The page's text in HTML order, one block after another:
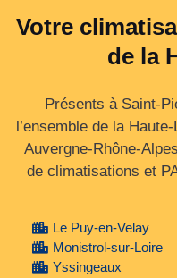
Votre
de la
Présents à Saint-
l’ensemble de la
de climatisations et
Le Puy-en-Velay
Monistrol-sur-Loire
Yssingeaux